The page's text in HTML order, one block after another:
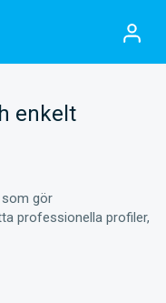
enkelt
som gör
professionella profiler,